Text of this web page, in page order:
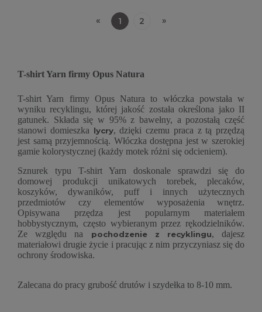
« 1 2 »
T-shirt Yarn firmy Opus Natura
T-shirt Yarn firmy Opus Natura to włóczka powstała w
wyniku recyklingu, której jakość została określona jako II
gatunek. Składa się w 95% z bawełny, a pozostałą część
stanowi domieszka lycry, dzięki czemu praca z tą przędzą
jest samą przyjemnością. Włóczka dostępna jest w szerokiej
gamie kolorystycznej (każdy motek różni się odcieniem).
Sznurek typu T-shirt Yarn doskonale sprawdzi się do
domowej produkcji unikatowych torebek, plecaków,
koszyków, dywaników, puff i innych użytecznych
przedmiotów czy elementów wyposażenia wnętrz.
Opisywana przędza jest popularnym materiałem
hobbystycznym, często wybieranym przez rękodzielników.
Ze względu na
pochodzenie z recyklingu, dajesz
materiałowi drugie życie i pracując z nim przyczyniasz się do
ochrony środowiska.
Zalecana do pracy grubość drutów i szydełka to 8-10 mm.